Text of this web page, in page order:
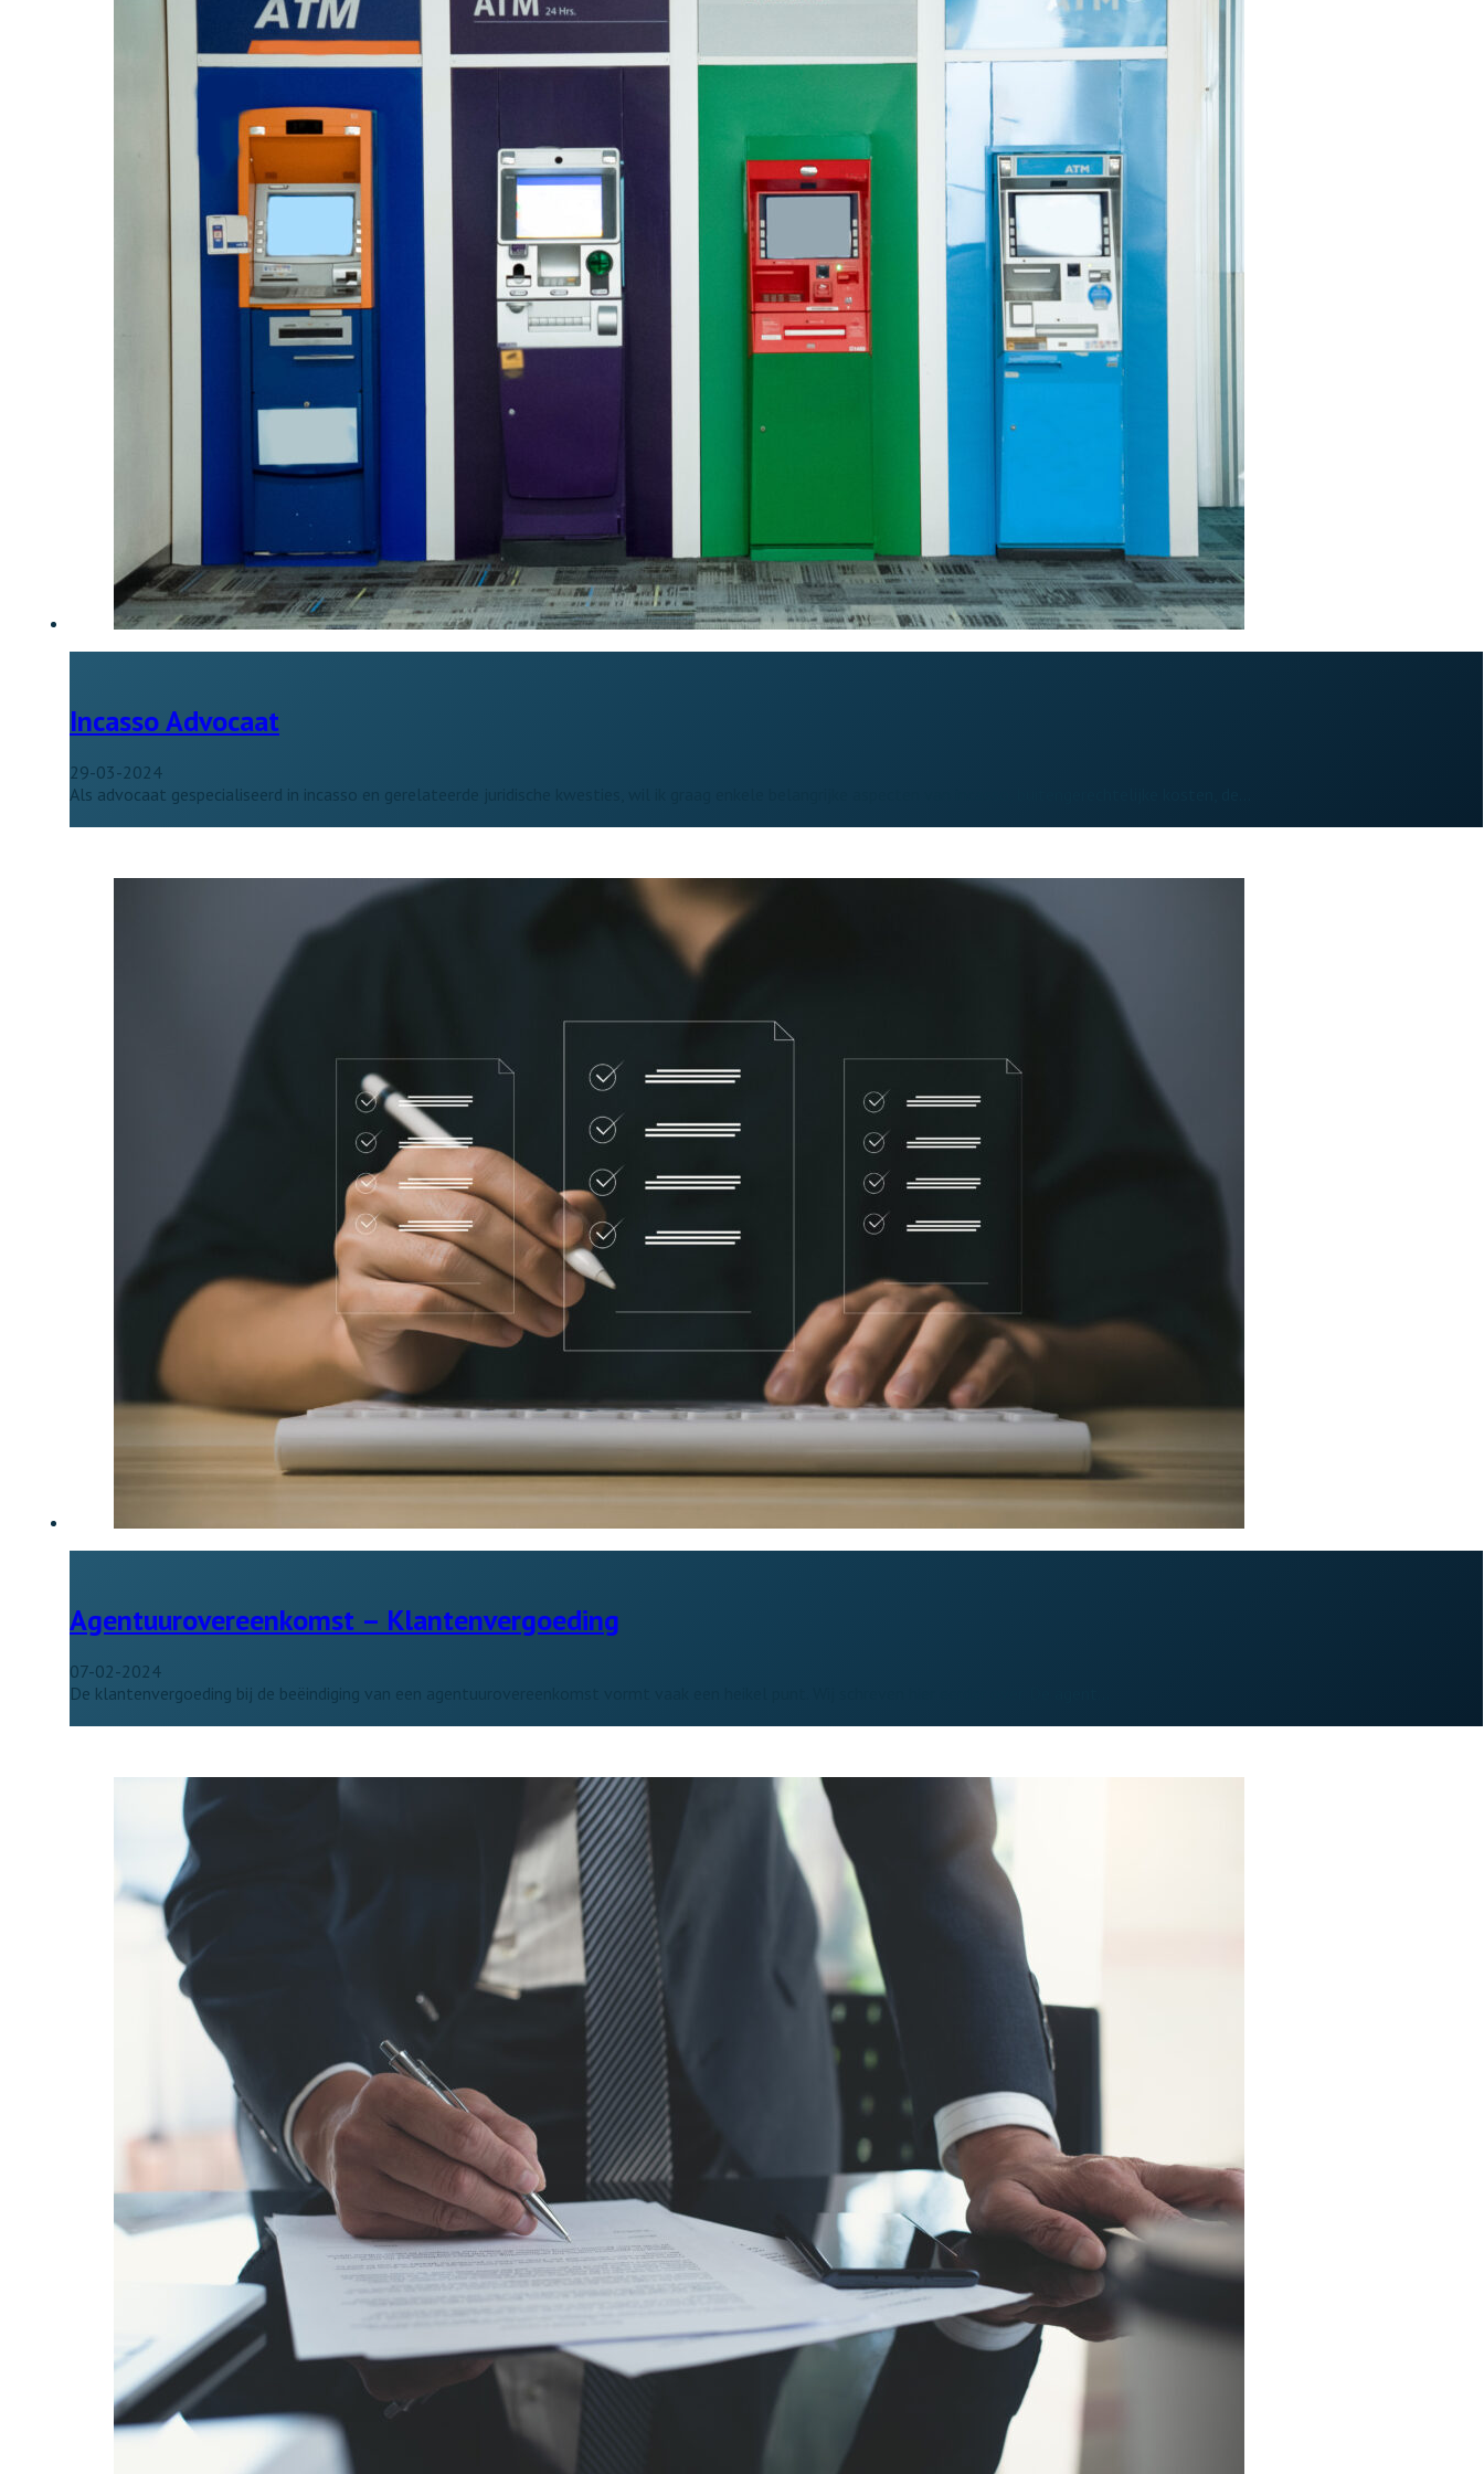
Incasso Advocaat
29-03-2024
Als advocaat gespecialiseerd in incasso en gerelateerde juridische kwesties, wil ik graag enkele belangrijke aspecten van incasso, buitengerechtelijke kosten, de…
Agentuurovereenkomst – Klantenvergoeding
07-02-2024
De klantenvergoeding bij de beëindiging van een agentuurovereenkomst vormt vaak een heikel punt. Wij schreven hier eerder over. De agent…